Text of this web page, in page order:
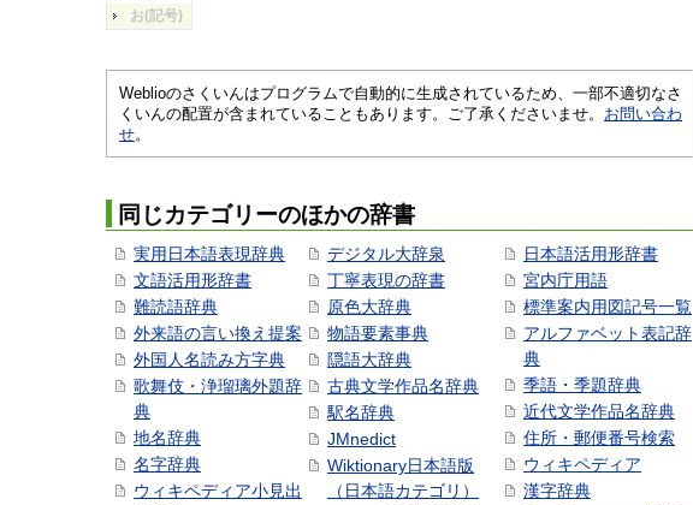
お(記号)
Weblioのさくいんはプログラムで自動的に生成されているため、一部不適切なさ
くいんの配置が含まれていることもあります。ご了承くださいませ。 お問い合わ
せ。
同じカテゴリーのほかの辞書
実用日本語表現辞典
文語活用形辞書
難読語辞典
外来語の言い換え提案
外国人名読み方字典
歌舞伎・浄瑠璃外題辞
典
地名辞典
名字辞典
ウィキペディア小見出
デジタル大辞泉
丁寧表現の辞書
原色大辞典
物語要素事典
隠語大辞典
古典文学作品名辞典
駅名辞典
JMnedict
Wiktionary日本語版
（日本語カテゴリ）
日本語活用形辞書
宮内庁用語
標準案内用図記号一覧
アルファベット表記辞
典
季語・季題辞典
近代文学作品名辞典
住所・郵便番号検索
ウィキペディア
漢字辞典